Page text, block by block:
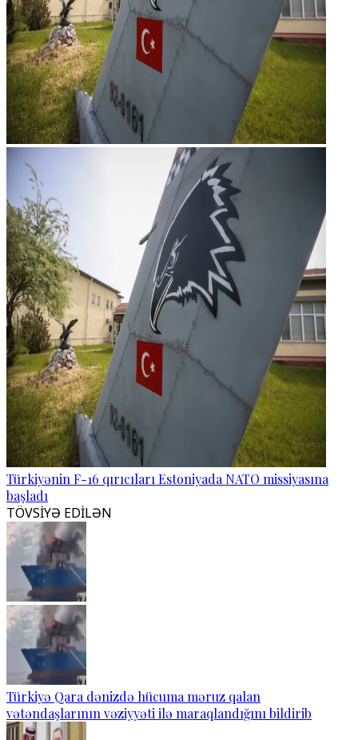
Türkiyənin F-16 qırıcıları Estoniyada NATO missiyasına
başladı
TÖVSİYƏ EDİLƏN
Türkiyə Qara dənizdə hücuma məruz qalan
vətəndaşlarının vəziyyəti ilə maraqlandığını bildirib